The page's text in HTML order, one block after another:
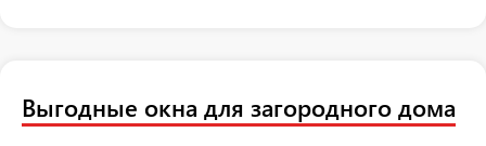
Выгодные окна для загородного дома